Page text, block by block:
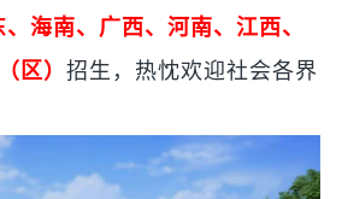
海南、广西、河南、江西、
区） 招生，热忱欢迎社会各界